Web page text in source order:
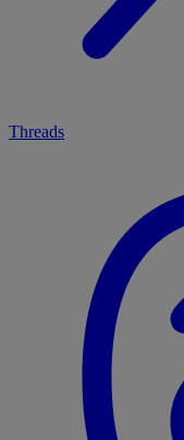
Threads